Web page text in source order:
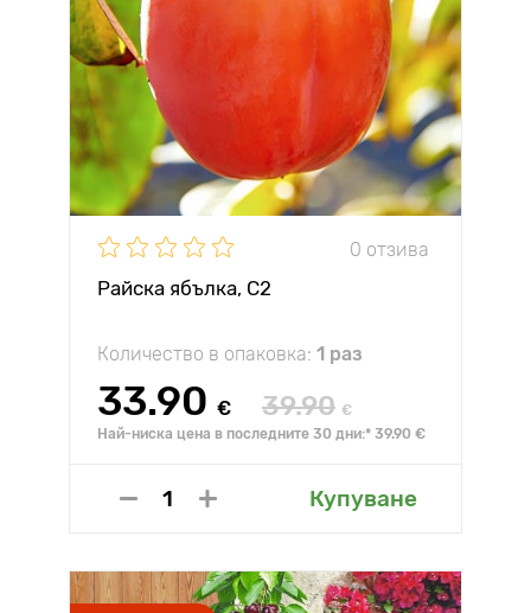
0 отзива
Райска ябълка, С2
Количество в опаковка: 1 раз
33.90 € 39.90 €
Най-ниска цена в последните 30 дни:* 39.90 €
Купуване